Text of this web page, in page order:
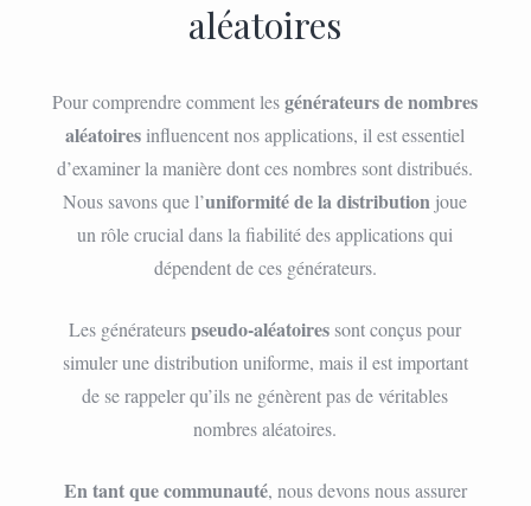
aléatoires
Pour comprendre comment lesgénérateurs de nombres
aléatoiresinfluencent nos applications, il est essentiel
d’examiner la manière dont ces nombres sont distribués.
Nous savons que l’uniformité de la distribution joue
un rôle crucial dans la fiabilité des applications qui
dépendent de ces générateurs.
Les générateurspseudo-aléatoires sont conçus pour
simuler une distribution uniforme, mais il est important
de se rappeler qu’ils ne génèrent pas de véritables
nombres aléatoires.
En tant que communauté, nous devons nous assurer